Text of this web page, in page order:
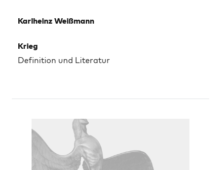
Karlheinz Weißmann
Krieg
Definition und Literatur